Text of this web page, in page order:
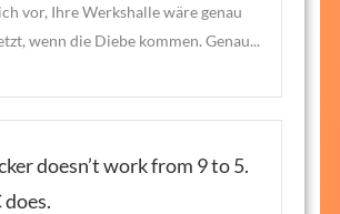
vor, Ihre Werkshalle wäre genau
wenn die Diebe kommen. Genau...
doesn’t work from 9 to 5.
does.